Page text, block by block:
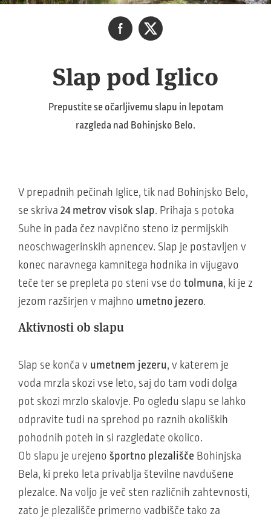
Slap pod Iglico
Prepustite se očarljivemu slapu in lepotam
razgleda nad Bohinjsko Belo.
V prepadnih pečinah Iglice, tik nad Bohinjsko Belo,
se skriva 24 metrov visok slap. Prihaja s potoka
Suhe in pada čez navpično steno iz permijskih
neoschwagerinskih apnencev. Slap je postavljen v
konec naravnega kamnitega hodnika in vijugavo
teče ter se prepleta po steni vse do tolmuna, ki je z
jezom razširjen v majhno umetno jezero.
Aktivnosti ob slapu
Slap se konča v umetnem jezeru, v katerem je
voda mrzla skozi vse leto, saj do tam vodi dolga
pot skozi mrzlo skalovje. Po ogledu slapu se lahko
odpravite tudi na sprehod po raznih okoliških
pohodnih poteh in si razgledate okolico.
Ob slapu je urejeno športno plezališče Bohinjska
Bela, ki preko leta privablja številne navdušene
plezalce. Na voljo je več sten različnih zahtevnosti,
zato je plezališče primerno vadbišče tako za